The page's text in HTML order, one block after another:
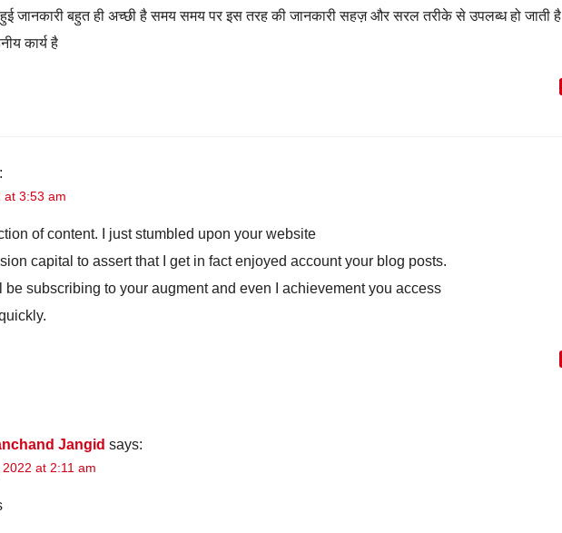
जानकारी बहुत ही अच्छी है समय समय पर इस तरह की जानकारी सहज़ और सरल तरीके से उपलब्ध हो जाती है
कार्य है
at 3:53 am
of content. I just stumbled upon your website
capital to assert that I get in fact enjoyed account your blog posts.
be subscribing to your augment and even I achievement you access
Jangid says:
at 2:11 am